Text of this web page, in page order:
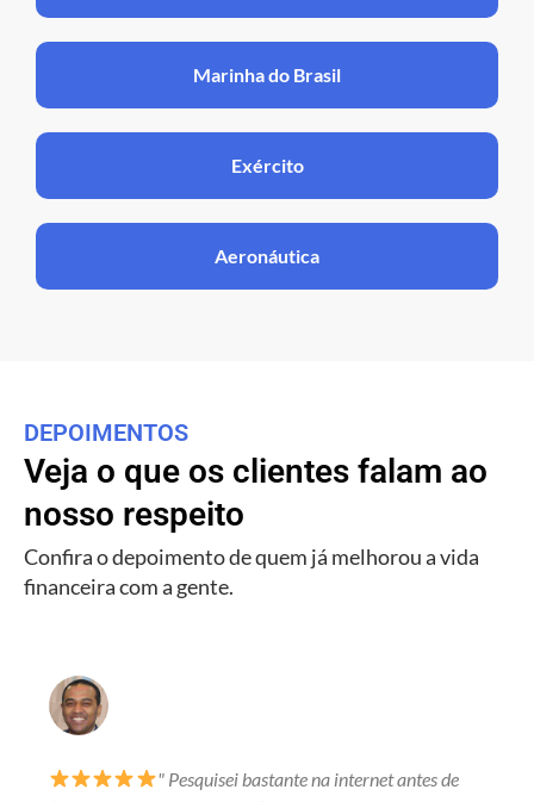
Marinha do Brasil
Exército
Aeronáutica
DEPOIMENTOS
Veja o que os clientes falam ao
nosso respeito
Confira o depoimento de quem já melhorou a vida
financeira com a gente.
" Pesquisei bastante na internet antes de